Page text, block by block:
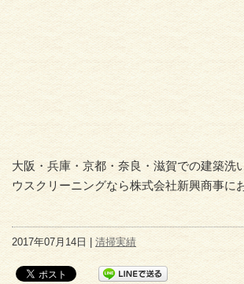
大阪・兵庫・京都・奈良・滋賀での建築洗
ウスクリーニングなら株式会社新興商事に
2017年07月14日 | 清掃実績